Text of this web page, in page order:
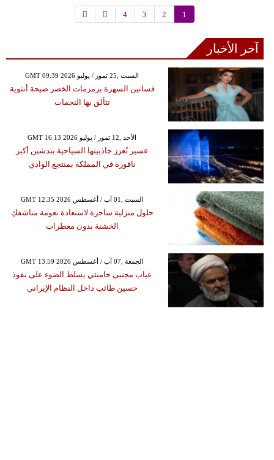
1
2
3
4
آخر الأخبار
GMT 09:39 2026 السبت ,25 تموز / يوليو
فساتين السهرة بزمزمات الخصر صيحة أنثوية
تتألق بها النجمات
GMT 16:13 2026 الأحد ,12 تموز / يوليو
عسير تُعزز جاذبيتها السياحية بتدشين أكبر
نافورة في المملكة بمنتجع الوادي
GMT 12:35 2026 السبت ,01 آب / أغسطس
حلول منزلية ساحرة لاستعادة نعومة مناشفكِ
الخشنة بدون معطرات
GMT 13:59 2026 الجمعة ,07 آب / أغسطس
غياب مجتبى خامنئي يسلط الضوء على نفوذ
حسين طائب داخل النظام الإيراني